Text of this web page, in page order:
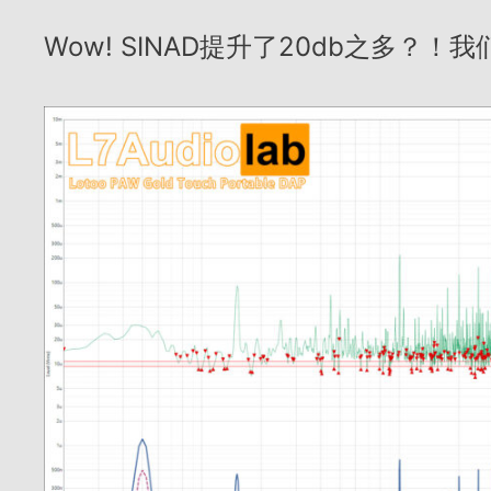
Wow! SINAD提升了20db之多？！我